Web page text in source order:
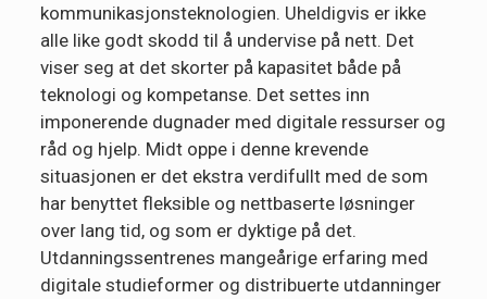
kommunikasjonsteknologien. Uheldigvis er ikke
alle like godt skodd til å undervise på nett. Det
viser seg at det skorter på kapasitet både på
teknologi og kompetanse. Det settes inn
imponerende dugnader med digitale ressurser og
råd og hjelp. Midt oppe i denne krevende
situasjonen er det ekstra verdifullt med de som
har benyttet fleksible og nettbaserte løsninger
over lang tid, og som er dyktige på det.
Utdanningssentrenes mangeårige erfaring med
digitale studieformer og distribuerte utdanninger